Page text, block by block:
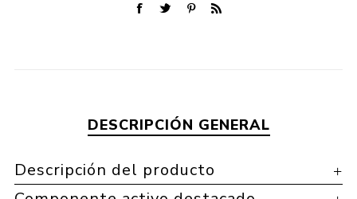
DESCRIPCIÓN GENERAL
Descripción del producto